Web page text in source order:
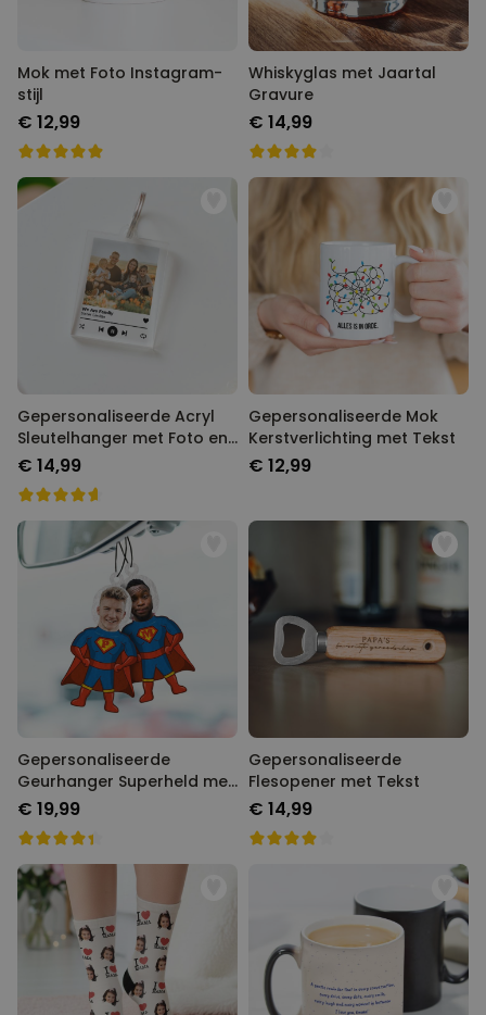
Mok met Foto Instagram-
stijl
€ 12,99
Whiskyglas met Jaartal
Gravure
€ 14,99
Gepersonaliseerde Acryl
Sleutelhanger met Foto en
Songtitel
€ 14,99
Gepersonaliseerde Mok
Kerstverlichting met Tekst
€ 12,99
Gepersonaliseerde
Geurhanger Superheld met
Gezicht set van 2
€ 19,99
Gepersonaliseerde
Flesopener met Tekst
€ 14,99